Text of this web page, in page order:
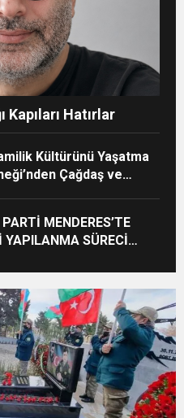
Kapıları Hatırlar
Kültürünü Yaşatma
Çağdaş ve
MENDERES’TE
YAPILANMA SÜRECİ